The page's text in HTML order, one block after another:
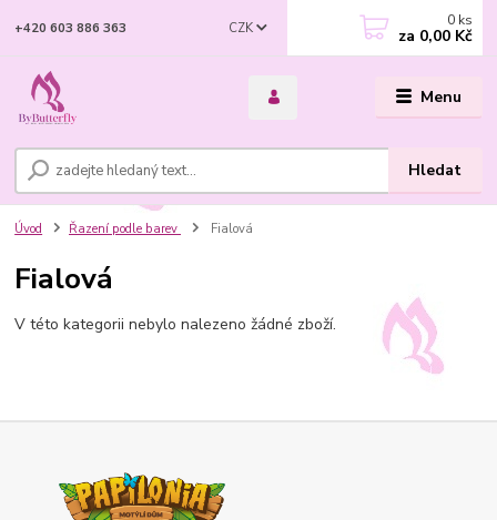
Menu
CZK
Hledat
+420 603 886 363 0 ks
za 0,00 Kč
Úvod Řazení podle barev Fialová
Fialová
V této kategorii nebylo nalezeno žádné zboží.